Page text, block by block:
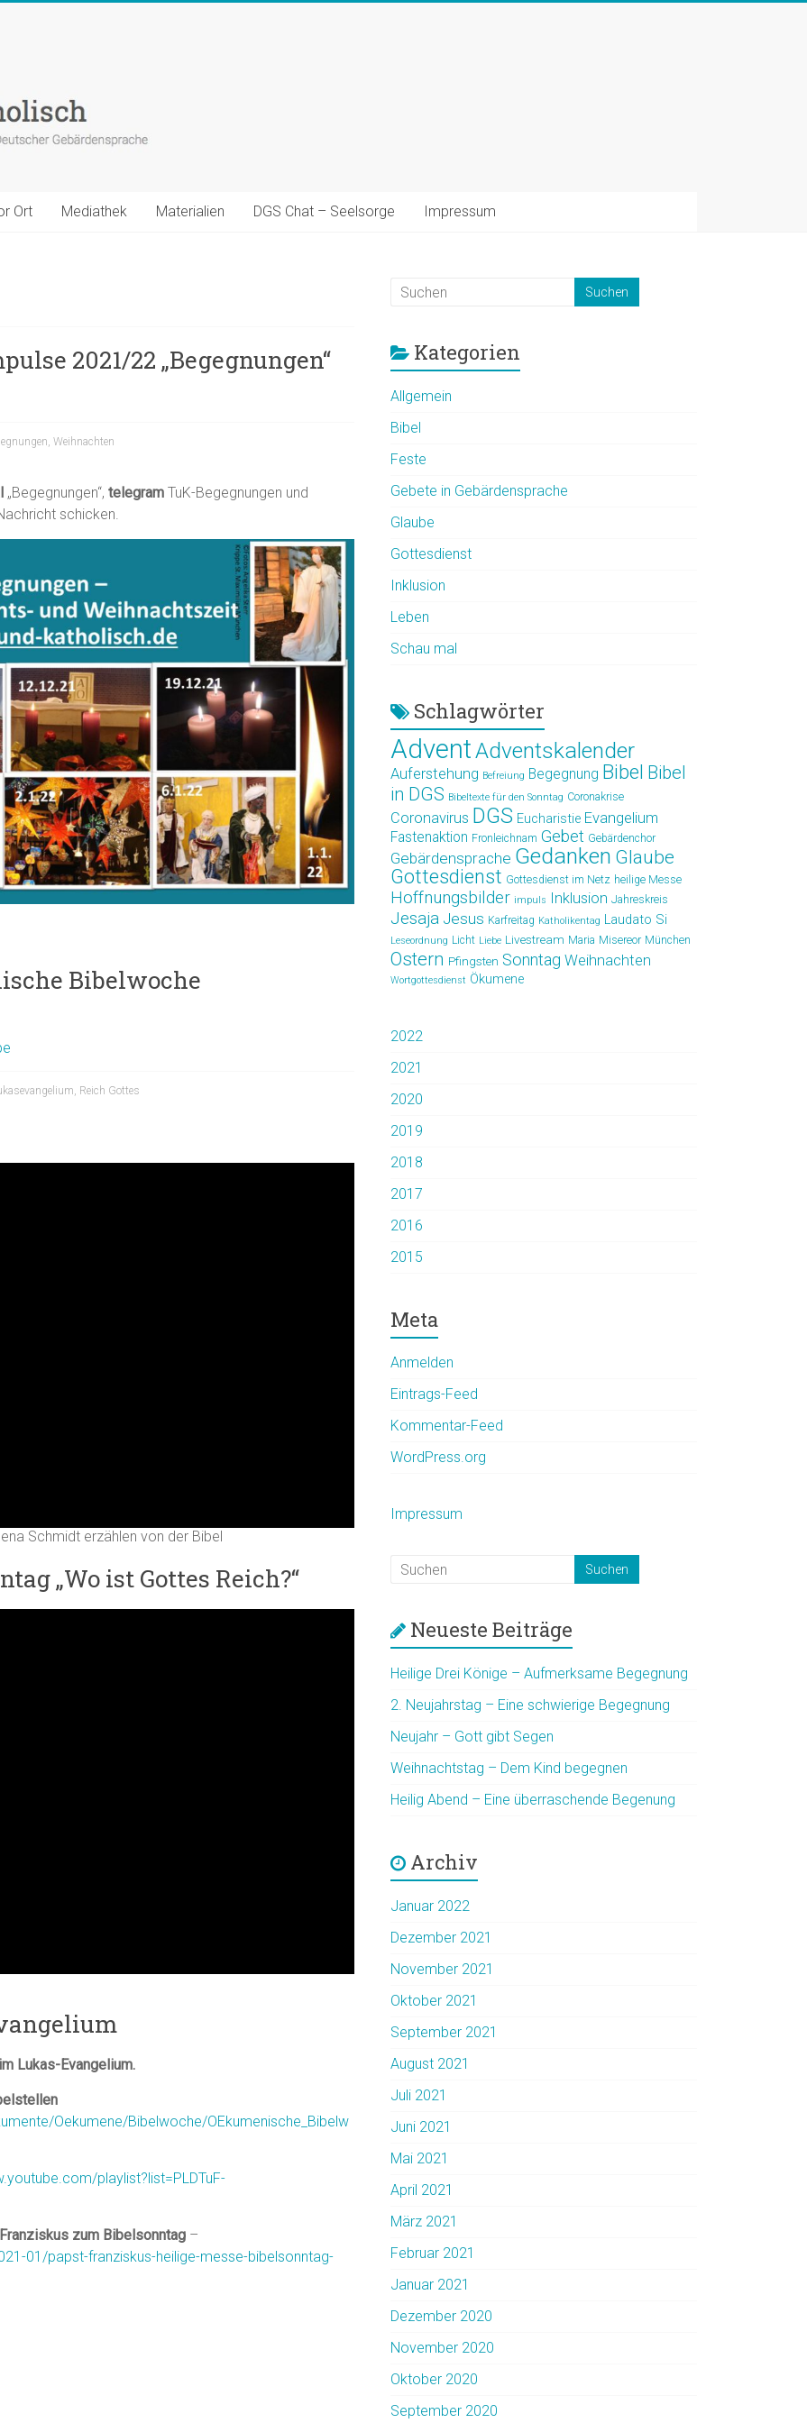
Ort Mediathek Materialien DGS Chat – Seelsorge Impressum
2021/22 „Begegnungen“
, Weihnachten
„Begegnungen“, telegram TuK-Begegnungen und
schicken.
Bibelwoche
, Reich Gottes
Schmidt erzählen von der Bibel
„Wo ist Gottes Reich?“
Lukas-Evangelium.
Oekumene/Bibelwoche/OEkumenische_Bibelw
playlist?list=PLDTuF-
zum Bibelsonntag –
01/papst-franziskus-heilige-messe-bibelsonntag-
Kategorien
Allgemein
Bibel
Feste
Gebete in Gebärdensprache
Glaube
Gottesdienst
Inklusion
Leben
Schau mal
Schlagwörter
AdventAdventskalender
Auferstehung Befreiung Begegnung Bibel Bibel
in DGS Bibeltexte für den Sonntag Coronakrise
Coronavirus DGS Eucharistie Evangelium
Fastenaktion Fronleichnam Gebet Gebärdenchor
Gebärdensprache Gedanken Glaube
Gottesdienst Gottesdienst im Netz heilige Messe
Hoffnungsbilder impuls Inklusion Jahreskreis
Jesaja Jesus Karfreitag Katholikentag Laudato Si
Leseordnung Licht Liebe Livestream Maria Misereor München
Ostern Pfingsten Sonntag Weihnachten
Wortgottesdienst Ökumene
2022
2021
2020
2019
2018
2017
2016
2015
Meta
Anmelden
Eintrags-Feed
Kommentar-Feed
WordPress.org
Impressum
Neueste Beiträge
Heilige Drei Könige – Aufmerksame Begegnung
2. Neujahrstag – Eine schwierige Begegnung
Neujahr – Gott gibt Segen
Weihnachtstag – Dem Kind begegnen
Heilig Abend – Eine überraschende Begenung
Archiv
Januar 2022
Dezember 2021
November 2021
Oktober 2021
September 2021
August 2021
Juli 2021
Juni 2021
Mai 2021
April 2021
März 2021
Februar 2021
Januar 2021
Dezember 2020
November 2020
Oktober 2020
September 2020